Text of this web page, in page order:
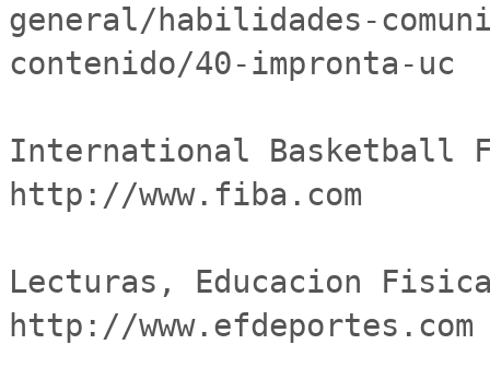
general/habilidades-
contenido/40-impronta-uc
International Basketball
http://www.fiba.com
Lecturas, Educacion
http://www.efdeportes.com